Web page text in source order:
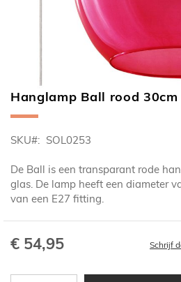
Ga
naar
begin
de
afbeeldingen-
gallerij
Hanglamp Ball rood 30cm
SKU SOL0253
De Ball is een transparant rode
glas. De lamp heeft een diameter
van een E27 fitting.
€ 54,95 Schrijf